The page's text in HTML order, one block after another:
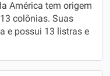
América tem origem
colônias. Suas
e possui 13 listras e